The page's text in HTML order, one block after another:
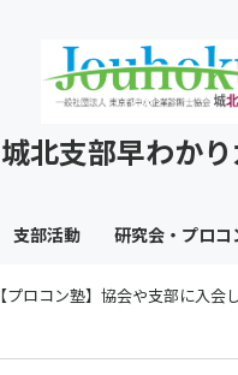
城北支部早わか
支部活動 研究会・プロコ
【プロコン塾】協会や支部に入